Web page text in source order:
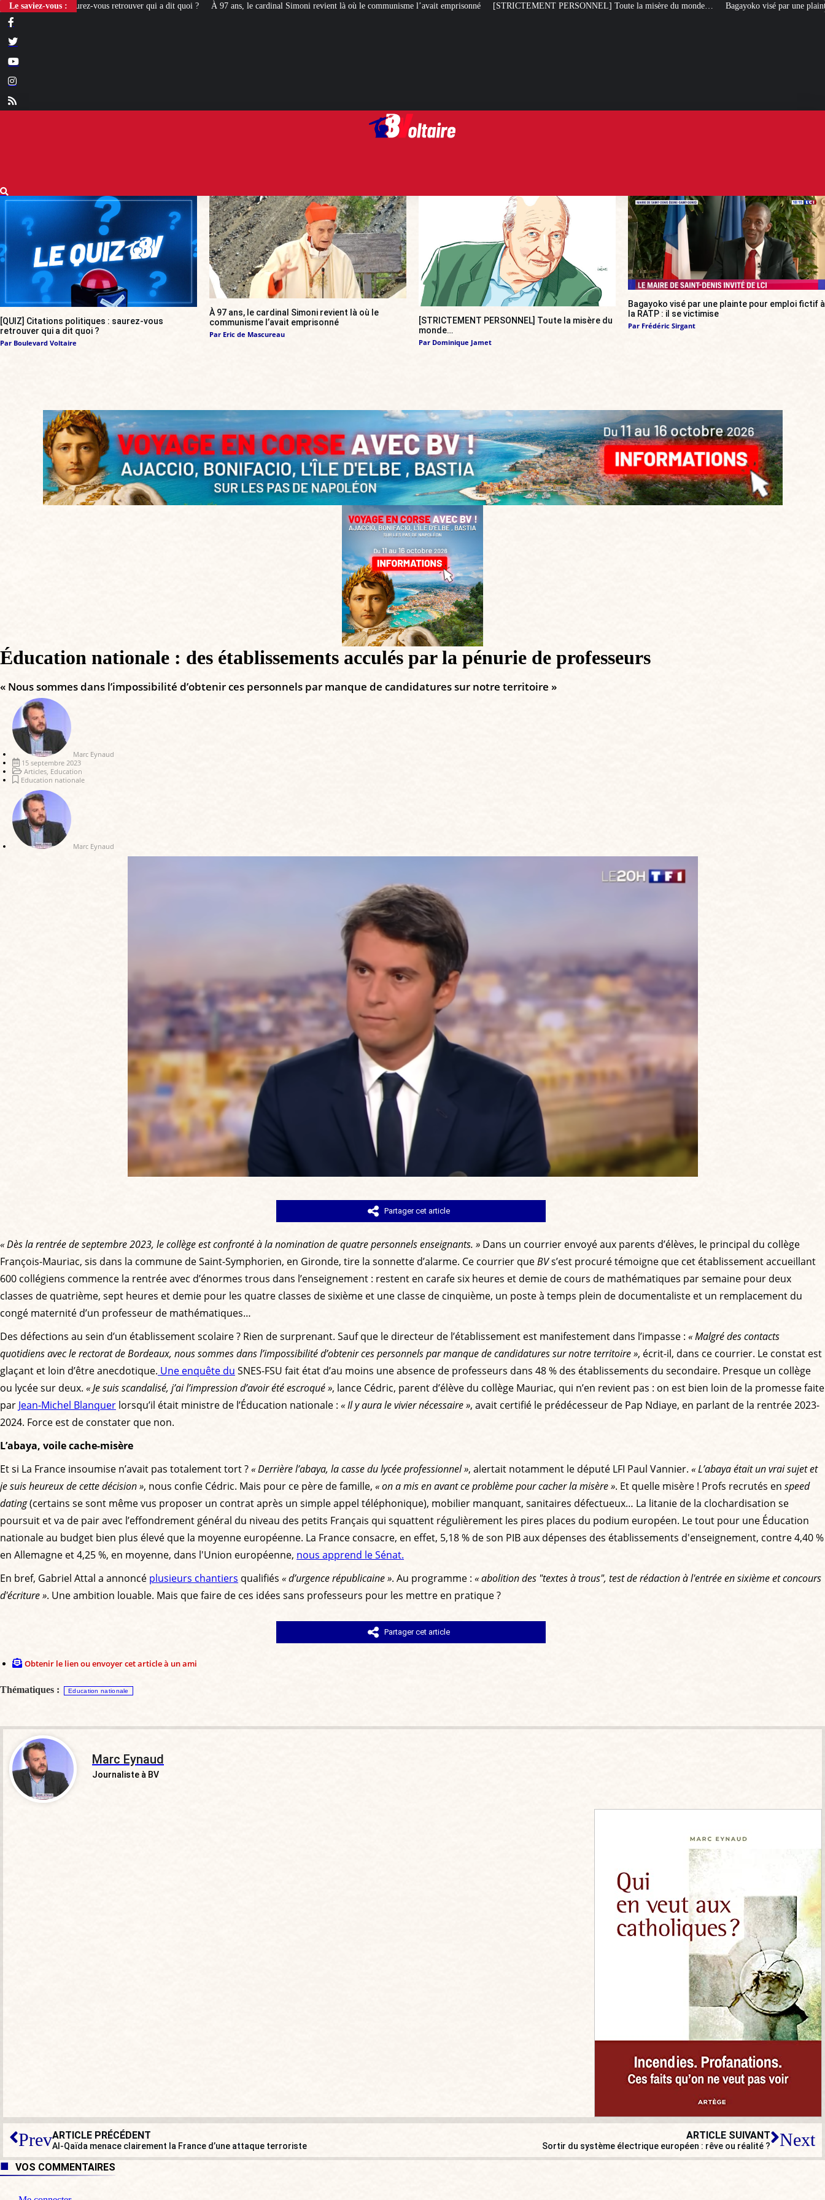
Le saviez-vous :
retrouver qui a dit quoi ? À 97 ans, le cardinal Simoni revient là où le communisme l’avait emprisonné [STRICTEMENT PERSONNEL] Toute la misère du monde… Bagayoko visé par une plainte pour emploi fictif à la
[QUIZ] Citations politiques : saurez-vous
retrouver qui a dit quoi ?
Par Boulevard Voltaire
À 97 ans, le cardinal Simoni revient là où le
communisme l’avait emprisonné
Par Eric de Mascureau
[STRICTEMENT PERSONNEL] Toute la misère du
monde…
Par Dominique Jamet
Bagayoko visé par une plainte pour emploi fictif à
la RATP : il se victimise
Par Frédéric Sirgant
Éducation nationale : des établissements acculés par la pénurie de professeurs
« Nous sommes dans l’impossibilité d’obtenir ces personnels par manque de candidatures sur notre territoire »
Marc Eynaud
15 septembre 2023
Articles Education
Education nationale
Marc Eynaud
Partager cet article
« Dès la rentrée de septembre 2023, le collège est confronté à la nomination de quatre personnels enseignants. » Dans un courrier envoyé aux parents d’élèves, le principal du collège
François-Mauriac, sis dans la commune de Saint-Symphorien, en Gironde, tire la sonnette d’alarme. Ce courrier queBVs’est procuré témoigne que cet établissement accueillant
600 collégiens commence la rentrée avec d’énormes trous dans l’enseignement : restent en carafe six heures et demie de cours de mathématiques par semaine pour deux
classes de quatrième, sept heures et demie pour les quatre classes de sixième et une classe de cinquième, un poste à temps plein de documentaliste et un remplacement du
congé maternité d’un professeur de mathématiques…
Des défections au sein d’un établissement scolaire ? Rien de surprenant. Sauf que le directeur de l’établissement est manifestement dans l’impasse : « Malgré des contacts
quotidiens avec le rectorat de Bordeaux, nous sommes dans l’impossibilité d’obtenir ces personnels par manque de candidatures sur notre territoire », écrit-il, dans ce courrier. Le constat est
glaçant et loin d’être anecdotique. Une enquête du SNES-FSU fait état d’au moins une absence de professeurs dans 48 % des établissements du secondaire. Presque un collège
ou lycée sur deux. « Je suis scandalisé, j’ai l’impression d’avoir été escroqué », lance Cédric, parent d’élève du collège Mauriac, qui n’en revient pas : on est bien loin de la promesse faite
par Jean-Michel Blanquer lorsqu’il était ministre de l’Éducation nationale : « Il y aura le vivier nécessaire », avait certifié le prédécesseur de Pap Ndiaye, en parlant de la rentrée 2023-
2024. Force est de constater que non.
L’abaya, voile cache-misère
Et si La France insoumise n’avait pas totalement tort ?« Derrière l’abaya, la casse du lycée professionnel », alertait notamment le député LFI Paul Vannier. « L’abaya était un vrai sujet et
je suis heureux de cette décision », nous confie Cédric. Mais pour ce père de famille, « on a mis en avant ce problème pour cacher la misère ». Et quelle misère ! Profs recrutés en speed
dating(certains se sont même vus proposer un contrat après un simple appel téléphonique), mobilier manquant, sanitaires défectueux… La litanie de la clochardisation se
poursuit et va de pair avec l’effondrement général du niveau des petits Français qui squattent régulièrement les pires places du podium européen. Le tout pour une Éducation
nationale au budget bien plus élevé que la moyenne européenne. La France consacre, en effet, 5,18 % de son PIB aux dépenses des établissements d'enseignement, contre 4,40 %
en Allemagne et 4,25 %, en moyenne, dans l'Union européenne, nous apprend le Sénat.
En bref, Gabriel Attal a annoncé plusieurs chantiers qualifiés « d’urgence républicaine ». Au programme : « abolition des "textes à trous", test de rédaction à l'entrée en sixième et concours
d'écriture ». Une ambition louable. Mais que faire de ces idées sans professeurs pour les mettre en pratique ?
Partager cet article
Obtenir le lien ou envoyer cet article à un ami
Thématiques : Education nationale
Marc Eynaud
Journaliste à BV
PrevARTICLE PRÉCÉDENT
Al-Qaïda menace clairement la France d’une attaque terroriste
ARTICLE SUIVANT
Sortir du système électrique européen : rêve ou réalité ? Next
VOS COMMENTAIRES